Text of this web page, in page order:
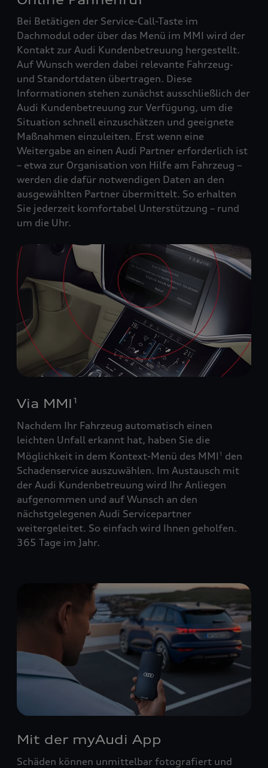
Bei Betätigen der Service-Call-Taste im
Dachmodul oder über das Menü im MMI wird der
Kontakt zur Audi Kundenbetreuung hergestellt.
Auf Wunsch werden dabei relevante Fahrzeug‑
und Standortdaten übertragen. Diese
Informationen stehen zunächst ausschließlich der
Audi Kundenbetreuung zur Verfügung, um die
Situation schnell einzuschätzen und geeignete
Maßnahmen einzuleiten. Erst wenn eine
Weitergabe an einen Audi Partner erforderlich ist
– etwa zur Organisation von Hilfe am Fahrzeug –
werden die dafür notwendigen Daten an den
ausgewählten Partner übermittelt. So erhalten
Sie jederzeit komfortabel Unterstützung – rund
um die Uhr.
Via MMI 1
Nachdem Ihr Fahrzeug automatisch einen
leichten Unfall erkannt hat, haben Sie die
Möglichkeit in dem Kontext-Menü des MMI 1
den
Schadenservice auszuwählen. Im Austausch mit
der Audi Kundenbetreuung wird Ihr Anliegen
aufgenommen und auf Wunsch an den
nächstgelegenen Audi Servicepartner
weitergeleitet. So einfach wird Ihnen geholfen.
365 Tage im Jahr.
Mit der myAudi App
Schäden können unmittelbar fotografiert und